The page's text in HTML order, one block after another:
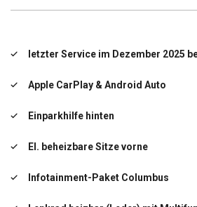
letzter Service im Dezember 2025
Apple CarPlay & Android Auto
Einparkhilfe hinten
El. beheizbare Sitze vorne
Infotainment-Paket Columbus